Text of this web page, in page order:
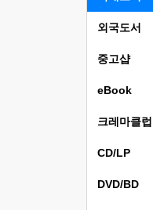
외국도서
중고샵
eBook
크레마클럽
CD/LP
DVD/BD